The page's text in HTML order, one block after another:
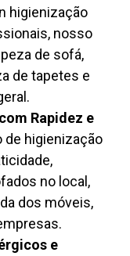
higienização
nosso
de sofá,
de tapetes e
Rapidez e
higienização
no local,
dos móveis,
e